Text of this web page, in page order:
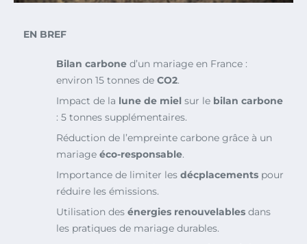
EN BREF
Bilan carbone d’un mariage en France :
environ 15 tonnes de CO2.
Impact de la lune de miel sur le bilan carbone
: 5 tonnes supplémentaires.
Réduction de l’empreinte carbone grâce à un
mariage éco-responsable.
Importance de limiter les décplacements pour
réduire les émissions.
Utilisation des énergies renouvelables dans
les pratiques de mariage durables.